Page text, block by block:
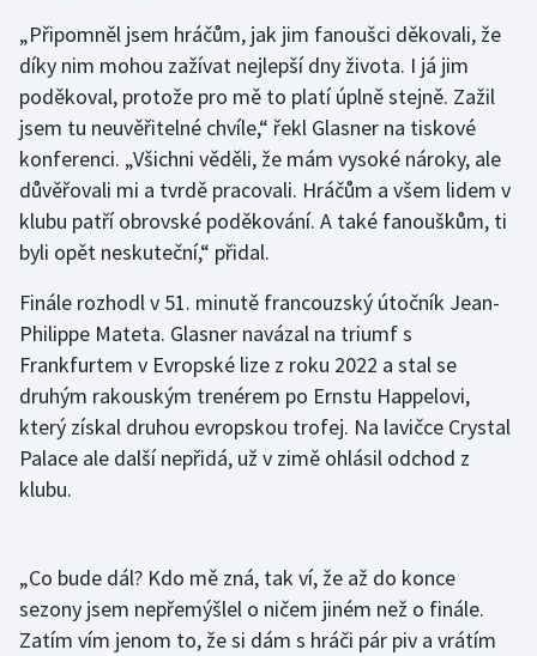
Jezdectví
Judo
Krasobruslení
Lezení
Moderní pětiboj
Motorsport
Olympijské hry
Parasport
Plážový volejbal
„Připomněl jsem hráčům, jak jim fanoušci děkovali, že
díky nim mohou zažívat nejlepší dny života. I já jim
poděkoval, protože pro mě to platí úplně stejně. Zažil
jsem tu neuvěřitelné chvíle,“ řekl Glasner na tiskové
konferenci. „Všichni věděli, že mám vysoké nároky, ale
důvěřovali mi a tvrdě pracovali. Hráčům a všem lidem v
klubu patří obrovské poděkování. A také fanouškům, ti
byli opět neskuteční,“ přidal.
Finále rozhodl v 51. minutě francouzský útočník Jean-
Philippe Mateta. Glasner navázal na triumf s
Frankfurtem v Evropské lize z roku 2022 a stal se
druhým rakouským trenérem po Ernstu Happelovi,
který získal druhou evropskou trofej. Na lavičce Crystal
Palace ale další nepřidá, už v zimě ohlásil odchod z
klubu.
„Co bude dál? Kdo mě zná, tak ví, že až do konce
sezony jsem nepřemýšlel o ničem jiném než o finále.
Zatím vím jenom to, že si dám s hráči pár piv a vrátím